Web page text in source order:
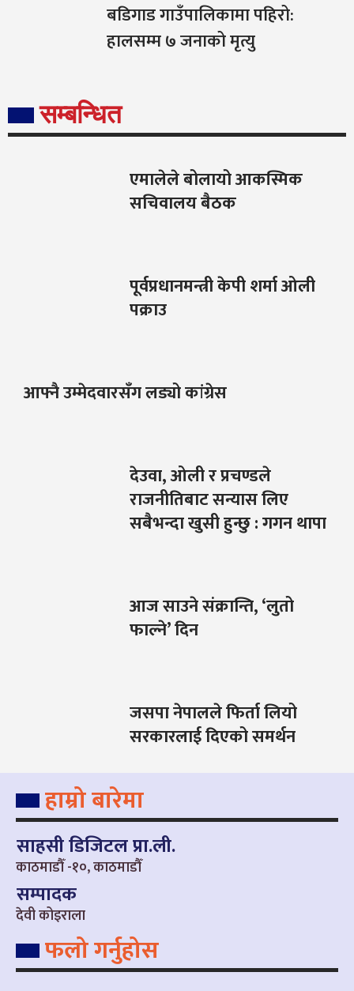
बडिगाड गाउँपालिकामा पहिरो:
हालसम्म ७ जनाको मृत्यु
सम्बन्धित
एमालेले बोलायो आकस्मिक
सचिवालय बैठक
पूर्वप्रधानमन्त्री केपी शर्मा ओली
पक्राउ
आफ्नै उम्मेदवारसँग लड्यो कांग्रेस
देउवा, ओली र प्रचण्डले
राजनीतिबाट सन्यास लिए
सबैभन्दा खुसी हुन्छु : गगन थापा
आज साउने संक्रान्ति, ‘लुतो
फाल्ने’ दिन
जसपा नेपालले फिर्ता लियो
सरकारलाई दिएको समर्थन
हाम्रो बारेमा
साहसी डिजिटल प्रा.ली.
काठमाडौँ -१०, काठमाडौँ
सम्पादक
देवी कोइराला
फलो गर्नुहोस